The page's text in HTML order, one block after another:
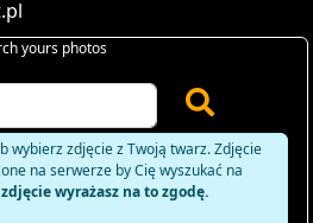
yours photos
wybierz zdjęcie z Twoją twarz. Zdjęcie
na serwerze by Cię wyszukać na
wyrażasz na to zgodę.